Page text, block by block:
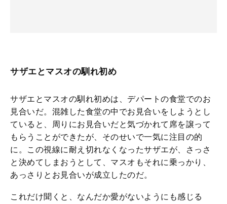
サザエとマスオの馴れ初め
サザエとマスオの馴れ初めは、デパートの食堂でのお
見合いだ。混雑した食堂の中でお見合いをしようとし
ていると、周りにお見合いだと気づかれて席を譲って
もらうことができたが、そのせいで一気に注目の的
に。この視線に耐え切れなくなったサザエが、さっさ
と決めてしまおうとして、マスオもそれに乗っかり、
あっさりとお見合いが成立したのだ。
これだけ聞くと、なんだか愛がないようにも感じる